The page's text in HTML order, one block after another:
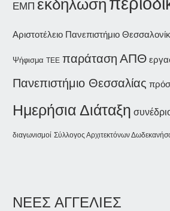
ΕΜΠ εκδήλωση
Αριστοτέλειο Πανεπιστήμιο
Ψήφισμα ΤΕΕ παράταση ΑΠΘ
Πανεπιστήμιο Θεσσαλίας
Ημερήσια Διάταξη
διαγωνισμοί Σύλλογος Αρχιτεκτόνων
ΝΕΕΣ ΑΓΓΕΛΙΕΣ